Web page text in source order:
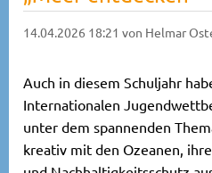
14.04.2026 18:21 von Helmar
Auch in diesem Schuljahr
Internationalen
unter dem spannenden
kreativ mit den Ozeanen,